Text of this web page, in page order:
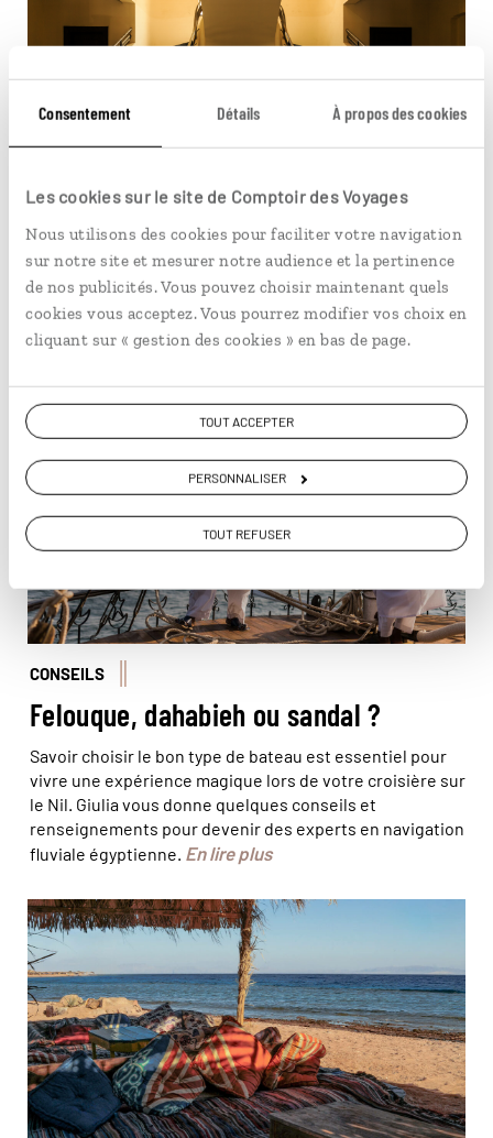
Consentement Détails À propos des cookies
Les cookies sur le site de Comptoir des Voyages
Nous utilisons des cookies pour faciliter votre navigation
sur notre site et mesurer notre audience et la pertinence
de nos publicités. Vous pouvez choisir maintenant quels
cookies vous acceptez. Vous pourrez modifier vos choix en
cliquant sur « gestion des cookies » en bas de page.
TOUT ACCEPTER
PERSONNALISER
TOUT REFUSER
Vous aimerez aussi...
© Milan Szypura/Haytham-Réa
CONSEILS
Felouque, dahabieh ou sandal ?
Savoir choisir le bon type de bateau est essentiel pour
vivre une expérience magique lors de votre croisière sur
le Nil. Giulia vous donne quelques conseils et
renseignements pour devenir des experts en navigation
fluviale égyptienne. En lire plus
© Nataliia Fedoryszyn/iStock